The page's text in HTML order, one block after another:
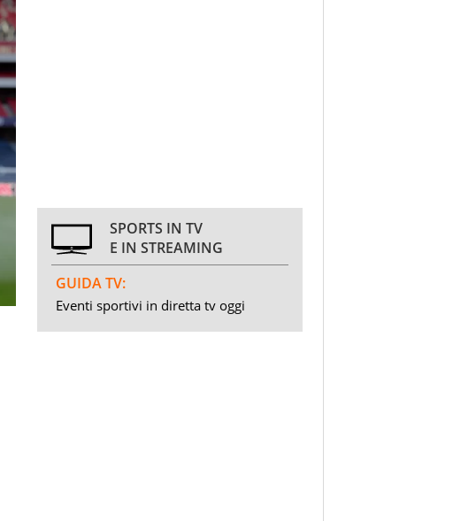
SPORTS IN TV
E IN STREAMING
GUIDA TV:
Eventi sportivi in diretta tv oggi